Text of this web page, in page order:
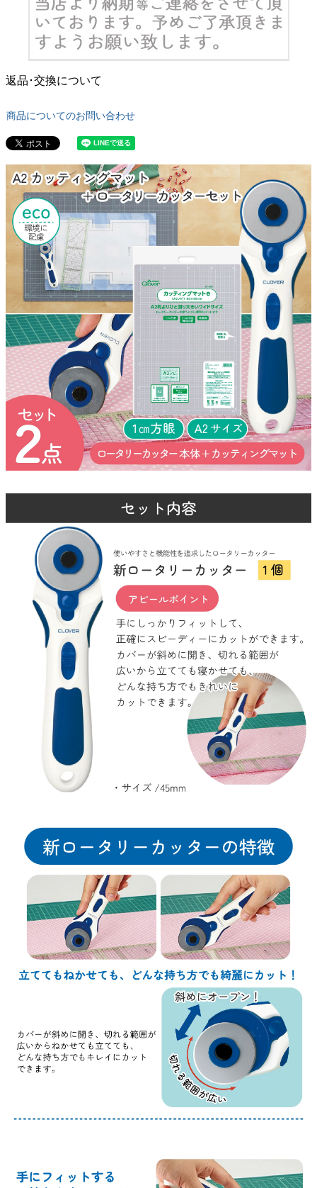
返品･交換について
商品についてのお問い合わせ